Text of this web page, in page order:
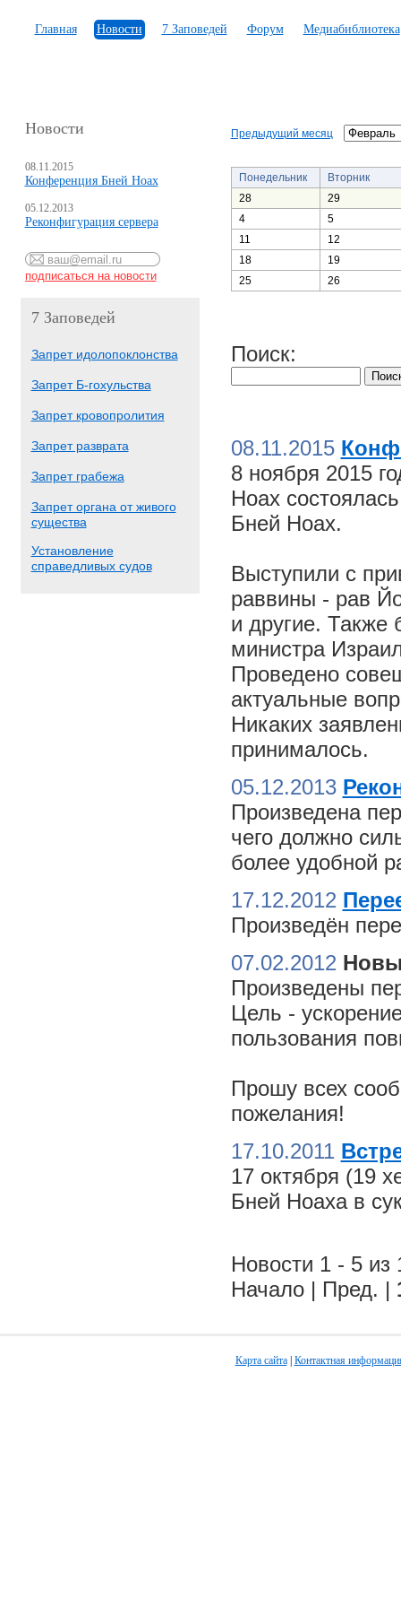
Главная Новости 7 Заповедей Форум Медиабиблиотека
Новости
08.11.2015
Конференция Бней Ноах
05.12.2013
Реконфигурация сервера
7 Заповедей
Запрет идолопоклонства
Запрет Б-гохульства
Запрет кровопролития
Запрет разврата
Запрет грабежа
Запрет органа от живого
существа
Установление
справедливых судов
Предыдущий месяц
Понедельник
Вторник
28
29
4
5
11
12
18
19
25
26
Поиск:
08.11.2015
8 ноября 2015
Ноах
Бней Ноах.
Выступили с
раввины - рав
и другие. Также
министра
Проведено
актуальные
Никаких
принималось.
05.12.2013
Произведена
чего должно
более удобной
17.12.2012
Произведён
07.02.2012
Произведены
Цель -
пользования
Прошу всех
пожелания!
17.10.2011
17 октября (19
Бней Ноаха в
Новости 1 - 5 из
Начало | Пред. |
Карта сайта| Контактная